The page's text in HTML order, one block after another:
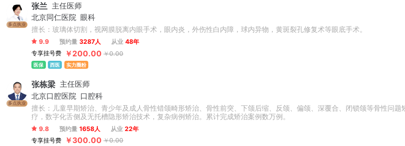
多点执业
张兰 主任医师
北京同仁医院
眼科
擅长：玻璃体切割，视网膜脱离内眼手术，眼内炎，外伤性白内障，球内异物，黄斑裂孔修复术等眼底手术。
9.9 预约量 3287人 从业 48年
专享挂号费
￥200.00 ￥0.00
医保 西医 实力圈粉
多点执业
张栋梁 主任医师
北京口腔医院
口腔科
擅长：儿童早期矫治、青少年及成人骨性错颌畸形矫治、骨性前突、下颌后缩、反颌、偏颌、深覆合、闭锁颌等骨性问
疗，数字化舌侧及无托槽隐形矫治技术，复杂病例矫治。累计完成矫治案例数万例。
9.8 预约量 1658人 从业 22年
专享挂号费
￥300.00 ￥0.00